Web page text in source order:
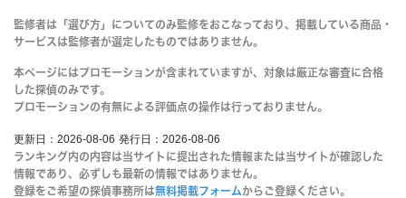
みんなの名探偵が独自に集めた探偵データ
みんなの名探偵の投稿された探偵口コミ
みんなの名探偵代表の元探偵としての経験
各行政機関が発表した情報
監修者は「選び方」についてのみ監修をおこなっており、掲載している商品・
サービスは監修者が選定したものではありません。
本ページにはプロモーションが含まれていますが、対象は厳正な審査に合格
した探偵のみです。
プロモーションの有無による評価点の操作は行っておりません。
更新日：2026-08-06 発行日：2026-08-06
ランキング内の内容は当サイトに提出された情報または当サイトが確認した
情報であり、必ずしも最新の情報ではありません。
登録をご希望の探偵事務所は無料掲載フォームからご登録ください。